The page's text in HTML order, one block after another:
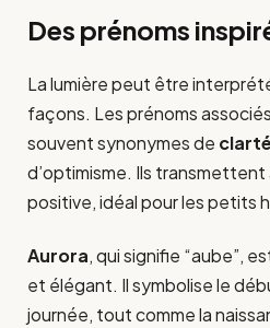
Des prénoms
La lumière peut être
façons. Les prénoms
souvent synonymes de clarté
d’optimisme. Ils transmettent
positive, idéal pour les petits
Aurora, qui signifie “aube”,
et élégant. Il symbolise le
journée, tout comme la